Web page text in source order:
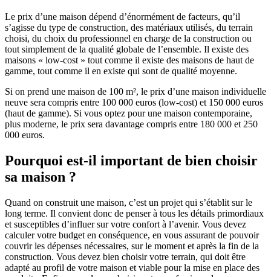
Le prix d’une maison dépend d’énormément de facteurs, qu’il
s’agisse du type de construction, des matériaux utilisés, du terrain
choisi, du choix du professionnel en charge de la construction ou
tout simplement de la qualité globale de l’ensemble. Il existe des
maisons « low-cost » tout comme il existe des maisons de haut de
gamme, tout comme il en existe qui sont de qualité moyenne.
Si on prend une maison de 100 m², le prix d’une maison individuelle
neuve sera compris entre 100 000 euros (low-cost) et 150 000 euros
(haut de gamme). Si vous optez pour une maison contemporaine,
plus moderne, le prix sera davantage compris entre 180 000 et 250
000 euros.
Pourquoi est-il important de bien choisir
sa maison ?
Quand on construit une maison, c’est un projet qui s’établit sur le
long terme. Il convient donc de penser à tous les détails primordiaux
et susceptibles d’influer sur votre confort à l’avenir. Vous devez
calculer votre budget en conséquence, en vous assurant de pouvoir
couvrir les dépenses nécessaires, sur le moment et après la fin de la
construction. Vous devez bien choisir votre terrain, qui doit être
adapté au profil de votre maison et viable pour la mise en place des